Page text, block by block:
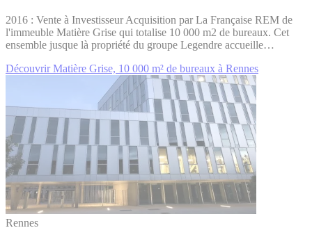
2016 : Vente à Investisseur Acquisition par La Française REM de
l'immeuble Matière Grise qui totalise 10 000 m2 de bureaux. Cet
ensemble jusque là propriété du groupe Legendre accueille…
Découvrir Matière Grise, 10 000 m² de bureaux à Rennes
Rennes